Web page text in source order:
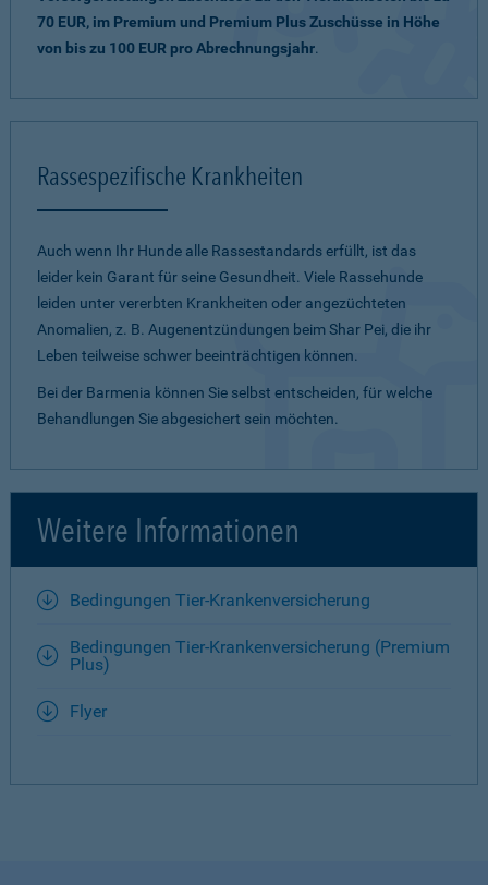
70 EUR, im Premium und Premium Plus Zuschüsse in Höhe
von bis zu 100 EUR pro Abrechnungsjahr.
Rassespezifische Krankheiten
Auch wenn Ihr Hunde alle Rassestandards erfüllt, ist das
leider kein Garant für seine Gesundheit. Viele Rassehunde
leiden unter vererbten Krankheiten oder angezüchteten
Anomalien, z. B. Augenentzündungen beim Shar Pei, die ihr
Leben teilweise schwer beeinträchtigen können.
Bei der Barmenia können Sie selbst entscheiden, für welche
Behandlungen Sie abgesichert sein möchten.
Weitere Informationen
Bedingungen Tier-Krankenversicherung
Bedingungen Tier-Krankenversicherung (Premium
Plus)
Flyer